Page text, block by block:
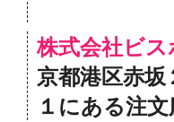
株式会社ビ
京都港区赤坂
１にある注文